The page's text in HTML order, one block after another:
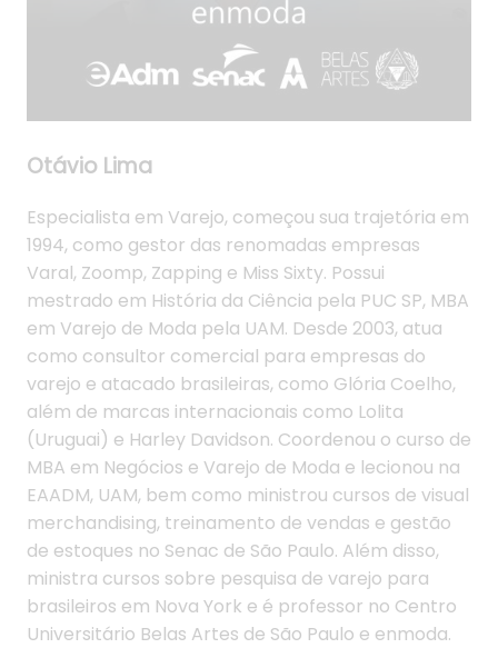
Otávio Lima
Especialista em Varejo, começou sua trajetória em
1994, como gestor das renomadas empresas
Varal, Zoomp, Zapping e Miss Sixty. Possui
mestrado em História da Ciência pela PUC SP, MBA
em Varejo de Moda pela UAM. Desde 2003, atua
como consultor comercial para empresas do
varejo e atacado brasileiras, como Glória Coelho,
além de marcas internacionais como Lolita
(Uruguai) e Harley Davidson. Coordenou o curso de
MBA em Negócios e Varejo de Moda e lecionou na
EAADM, UAM, bem como ministrou cursos de visual
merchandising, treinamento de vendas e gestão
de estoques no Senac de São Paulo. Além disso,
ministra cursos sobre pesquisa de varejo para
brasileiros em Nova York e é professor no Centro
Universitário Belas Artes de São Paulo e enmoda.